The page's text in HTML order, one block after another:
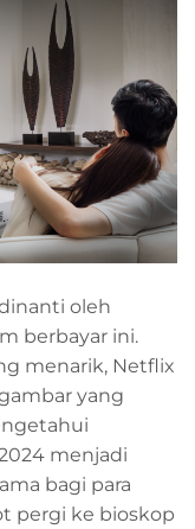
oleh
berbayar ini.
menarik, Netflix
yang
menjadi
bagi para
pergi ke bioskop